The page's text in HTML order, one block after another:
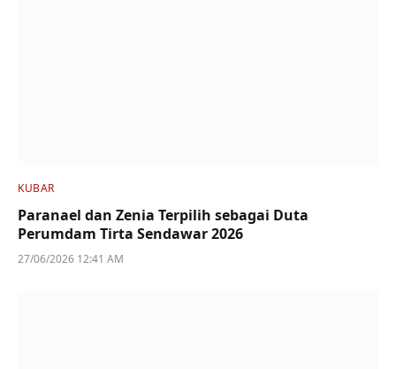
KUBAR
Paranael dan Zenia Terpilih sebagai Duta
Perumdam Tirta Sendawar 2026
27/06/2026 12:41 AM